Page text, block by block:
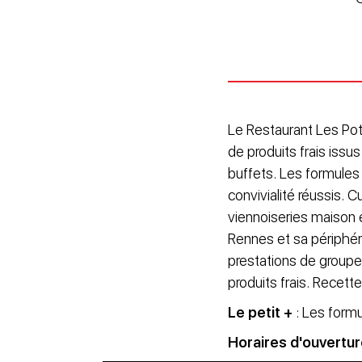
Le Restaurant Les
de produits frais
buffets. Les
convivialité réussis.
viennoiseries maison
Rennes et sa
prestations de
produits frais.
Le petit + : Les
Horaires